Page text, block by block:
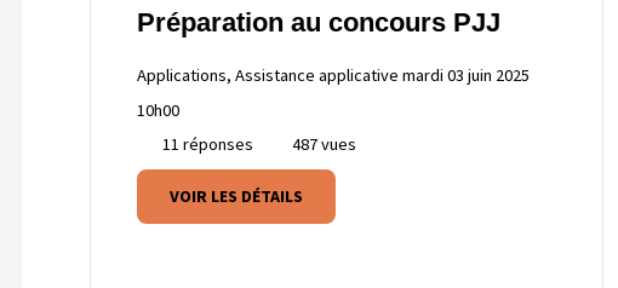
Préparation au concours PJJ
Applications, Assistance applicative mardi 03 juin 2025
10h00
11 réponses
487 vues
VOIR LES DÉTAILS